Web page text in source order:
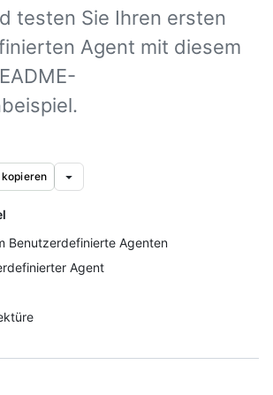
testen Sie Ihren ersten
Agent mit diesem
Benutzerdefinierte Agenten
Agent